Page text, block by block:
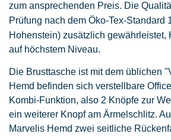
zum ansprechenden Preis. Die
Prüfung nach dem Öko-Tex-Standard
Hohenstein) zusätzlich gewährleistet,
auf höchstem Niveau.
Die Brusttasche ist mit dem üblichen
Hemd befinden sich verstellbare
Kombi-Funktion, also 2 Knöpfe zur
ein weiterer Knopf am Ärmelschlitz.
Marvelis Hemd zwei seitliche